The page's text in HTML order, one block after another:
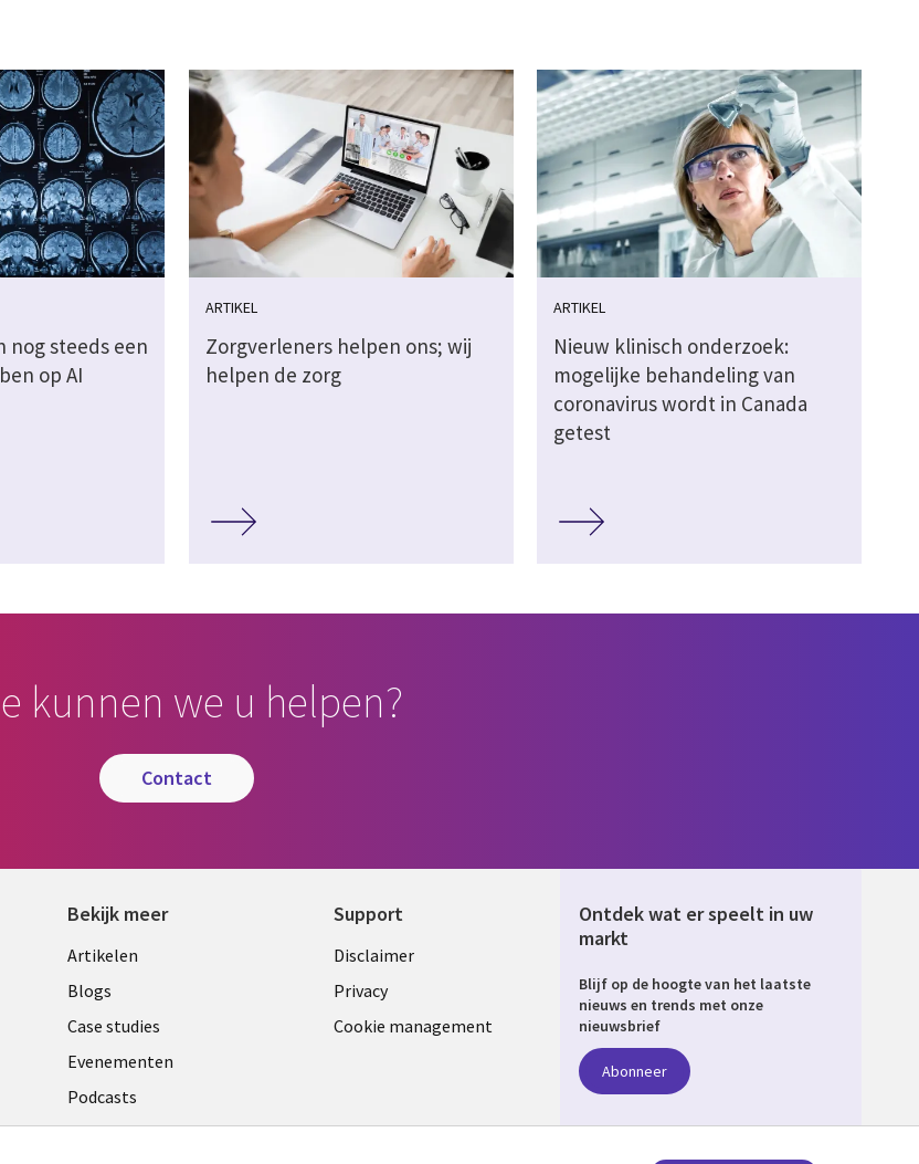
nog steeds een
op AI
ARTIKEL
Zorgverleners helpen ons; wij
helpen de zorg
ARTIKEL
Nieuw klinisch onderzoek:
mogelijke behandeling van
coronavirus wordt in Canada
getest
kunnen we u helpen?
contact
Bekijk meer
Library
Links
NETHERLANDS
Artikelen
Blogs
Case studies
Evenementen
Podcasts
Viewpoints
Support
Legal
NETHERLANDS
Disclaimer
Privacy
Cookie management
Ontdek wat er speelt in uw
markt
Blijf op de hoogte van het laatste
nieuws en trends met onze
nieuwsbrief
Abonneer